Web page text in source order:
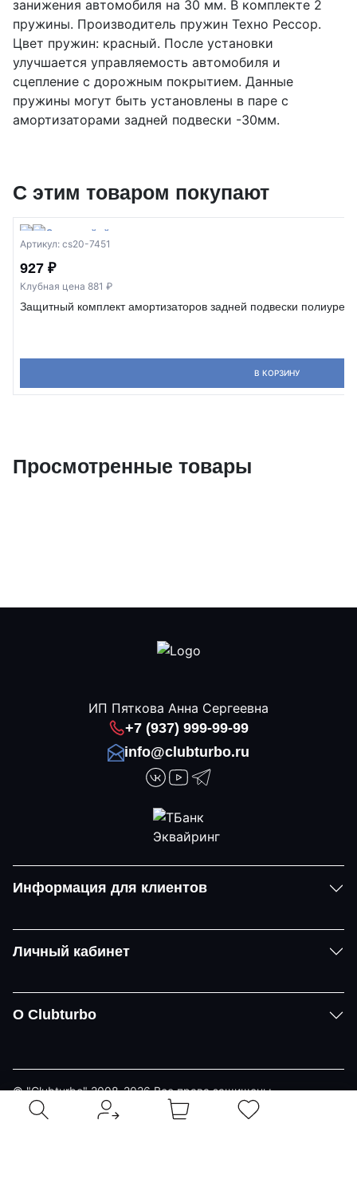
занижения автомобиля на 30 мм. В комплекте 2
пружины. Производитель пружин Техно Рессор.
Цвет пружин: красный. После установки
улучшается управляемость автомобиля и
сцепление с дорожным покрытием. Данные
пружины могут быть установлены в паре с
амортизаторами задней подвески -30мм.
С этим товаром покупают
Артикул: cs20-7451
927 ₽
Клубная цена 881 ₽
Защитный комплект амортизаторов задней подвески
В КОРЗИНУ
Просмотренные товары
ИП Пяткова Анна Сергеевна
+7 (937) 999-99-99
info@clubturbo.ru
Информация для клиентов
Личный кабинет
О Clubturbo
© "Clubturbo" 2008-2026 Все права защищены
Политика конфиденциальности